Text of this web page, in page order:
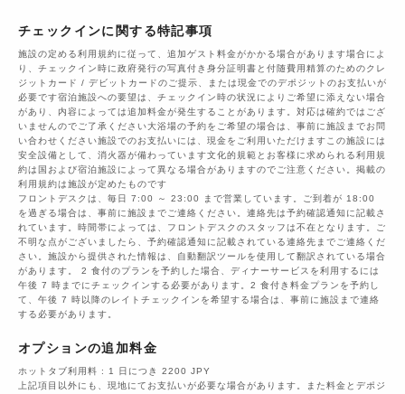
チェックインに関する特記事項
施設の定める利用規約に従って、追加ゲスト料金がかかる場合があります場合によ
り、チェックイン時に政府発行の写真付き身分証明書と付随費用精算のためのクレ
ジットカード / デビットカードのご提示、または現金でのデポジットのお支払いが
必要です宿泊施設への要望は、チェックイン時の状況によりご希望に添えない場合
があり、内容によっては追加料金が発生することがあります。対応は確約ではござ
いませんのでご了承ください大浴場の予約をご希望の場合は、事前に施設までお問
い合わせください施設でのお支払いには、現金をご利用いただけますこの施設には
安全設備として、消火器が備わっています文化的規範とお客様に求められる利用規
約は国および宿泊施設によって異なる場合がありますのでご注意ください。掲載の
利用規約は施設が定めたものです
フロントデスクは、毎日 7:00 ～ 23:00 まで営業しています。ご到着が 18:00
を過ぎる場合は、事前に施設までご連絡ください。連絡先は予約確認通知に記載さ
れています。時間帯によっては、フロントデスクのスタッフは不在となります。ご
不明な点がございましたら、予約確認通知に記載されている連絡先までご連絡くだ
さい。施設から提供された情報は、自動翻訳ツールを使用して翻訳されている場合
があります。 2 食付のプランを予約した場合、ディナーサービスを利用するには
午後 7 時までにチェックインする必要があります。2 食付き料金プランを予約し
て、午後 7 時以降のレイトチェックインを希望する場合は、事前に施設まで連絡
する必要があります。
オプションの追加料金
ホットタブ利用料 : 1 日につき 2200 JPY
上記項目以外にも、現地にてお支払いが必要な場合があります。また料金とデポジ